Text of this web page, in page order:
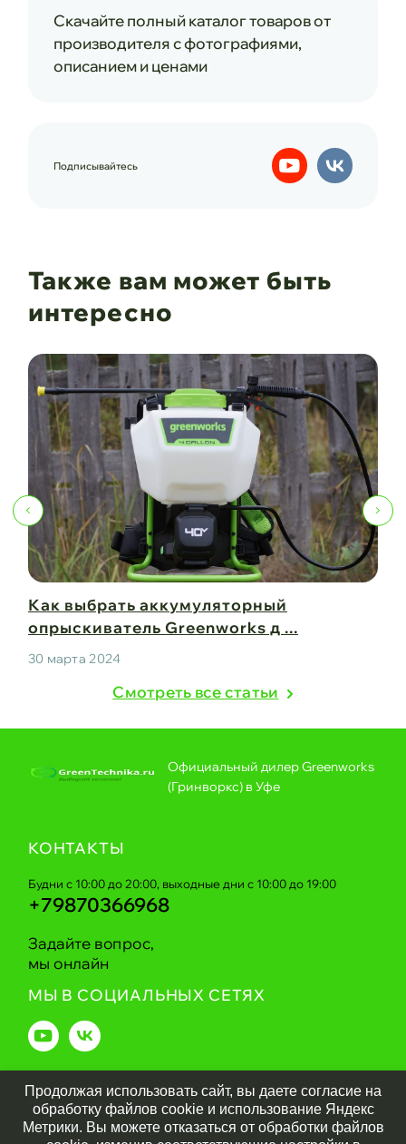
Скачайте полный каталог товаров от
производителя с фотографиями,
описанием и ценами
Подписывайтесь
Также вам может быть
интересно
Как выбрать аккумуляторный
опрыскиватель Greenworks д ...
30 марта 2024
Cмотреть все статьи
Официальный дилер Greenworks
(Гринворкс) в Уфе
КОНТАКТЫ
Будни с 10:00 до 20:00, выходные дни с 10:00 до 19:00
+79870366968
Задайте вопрос,
мы онлайн
МЫ В СОЦИАЛЬНЫХ СЕТЯХ
Greentechnika.ru2026
Продолжая использовать сайт, вы даете согласие на
обработку файлов cookie и использование Яндекс
Метрики. Вы можете отказаться от обработки файлов